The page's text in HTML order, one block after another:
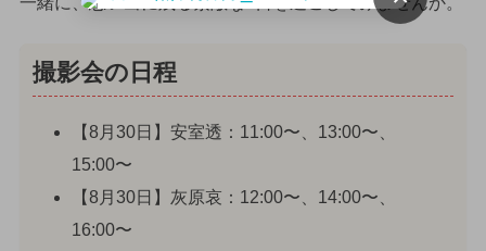
撮影会の日程
【8月30日】安室透：11:00〜、13:00〜、
15:00〜
【8月30日】灰原哀：12:00〜、14:00〜、
16:00〜